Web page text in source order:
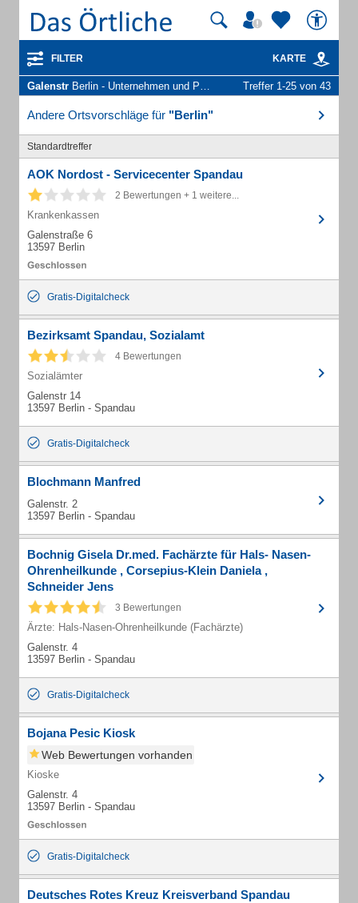
FILTER KARTE
Galenstr Berlin - Unternehmen und Personen Treffer 1-25 von 43
Andere Ortsvorschläge für "Berlin"
Standardtreffer
AOK Nordost - Servicecenter Spandau
2 Bewertungen + 1 weitere...
Krankenkassen
Galenstraße 6
13597 Berlin
Gratis-Digitalcheck
Bezirksamt Spandau, Sozialamt
4 Bewertungen
Sozialämter
Galenstr 14
13597 Berlin - Spandau
Gratis-Digitalcheck
Blochmann Manfred
Galenstr. 2
13597 Berlin - Spandau
Bochnig Gisela Dr.med. Fachärzte für Hals- Nasen-
Ohrenheilkunde , Corsepius-Klein Daniela ,
Schneider Jens
3 Bewertungen
Ärzte: Hals-Nasen-Ohrenheilkunde (Fachärzte)
Galenstr. 4
13597 Berlin - Spandau
Gratis-Digitalcheck
Bojana Pesic Kiosk
Web Bewertungen vorhanden
Kioske
Galenstr. 4
13597 Berlin - Spandau
Gratis-Digitalcheck
Deutsches Rotes Kreuz Kreisverband Spandau